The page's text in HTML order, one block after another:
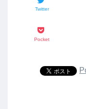
Twitter
Pocket